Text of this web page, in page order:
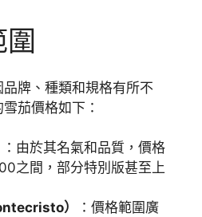
牌、種類和規格有所不
茄價格如下：
：由於其名氣和品質，價格
之間，部分特別版甚至上
）
：價格範圍廣